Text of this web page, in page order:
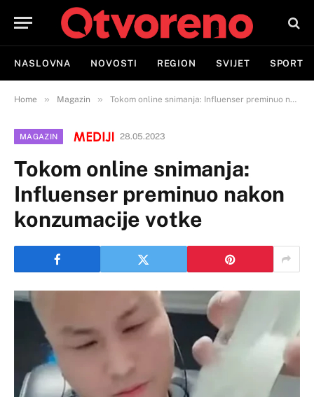
NASLOVNA NOVOSTI REGION SVIJET SPORT
Home » Magazin » Tokom online snimanja: Influenser preminuo nakon konzumacije votke
MAGAZIN 28.05.2023
Tokom online snimanja:
Influenser preminuo nakon
konzumacije votke